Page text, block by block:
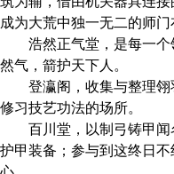
成为大荒中独一无二的师门
浩然正气堂，是每一个
然气，箭护天下人。
登瀛阁，收集与整理翎
修习技艺功法的场所。
百川堂，以制弓铸甲闻
护甲装备；参与到这终日